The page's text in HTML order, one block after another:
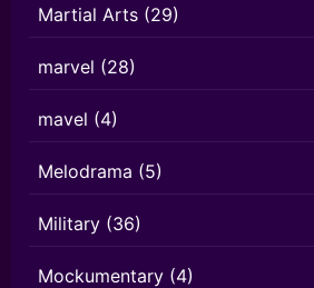
Martial Arts (29)
marvel (28)
mavel (4)
Melodrama (5)
Military (36)
Mockumentary (4)